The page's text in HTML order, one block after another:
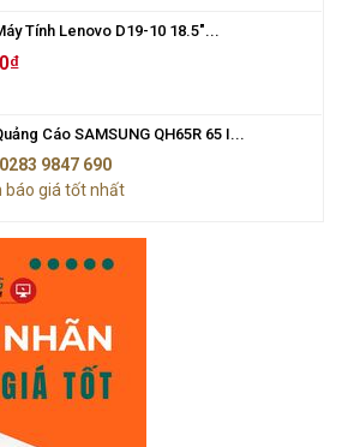
Tính Lenovo D19-10 18.5"...
Cáo SAMSUNG QH65R 65 I...
0283 9847 690
báo giá tốt nhất